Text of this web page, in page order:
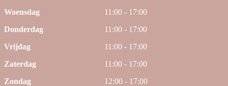
Woensdag
11:00 - 17:00
Donderdag
11:00 - 17:00
Vrijdag
11:00 - 17:00
Zaterdag
11:00 - 17:00
Zondag
12:00 - 17:00